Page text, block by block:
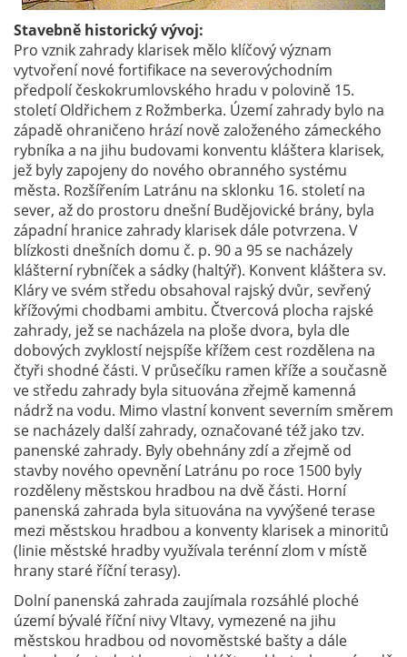
Stavebně historický vývoj:
Pro vznik zahrady klarisek mělo klíčový význam
vytvoření nové fortifikace na severovýchodním
předpolí českokrumlovského hradu v polovině 15.
století Oldřichem z Rožmberka. Území zahrady bylo na
západě ohraničeno hrází nově založeného zámeckého
rybníka a na jihu budovami konventu kláštera klarisek,
jež byly zapojeny do nového obranného systému
města. Rozšířením Latránu na sklonku 16. století na
sever, až do prostoru dnešní Budějovické brány, byla
západní hranice zahrady klarisek dále potvrzena. V
blízkosti dnešních domu č. p. 90 a 95 se nacházely
klášterní rybníček a sádky (haltýř). Konvent kláštera sv.
Kláry ve svém středu obsahoval rajský dvůr, sevřený
křížovými chodbami ambitu. Čtvercová plocha rajské
zahrady, jež se nacházela na ploše dvora, byla dle
dobových zvyklostí nejspíše křížem cest rozdělena na
čtyři shodné části. V průsečíku ramen kříže a současně
ve středu zahrady byla situována zřejmě kamenná
nádrž na vodu. Mimo vlastní konvent severním směrem
se nacházely další zahrady, označované též jako tzv.
panenské zahrady. Byly obehnány zdí a zřejmě od
stavby nového opevnění Latránu po roce 1500 byly
rozděleny městskou hradbou na dvě části. Horní
panenská zahrada byla situována na vyvýšené terase
mezi městskou hradbou a konventy klarisek a minoritů
(linie městské hradby využívala terénní zlom v místě
hrany staré říční terasy).
Dolní panenská zahrada zaujímala rozsáhlé ploché
území bývalé říční nivy Vltavy, vymezené na jihu
městskou hradbou od novoměstské bašty a dále